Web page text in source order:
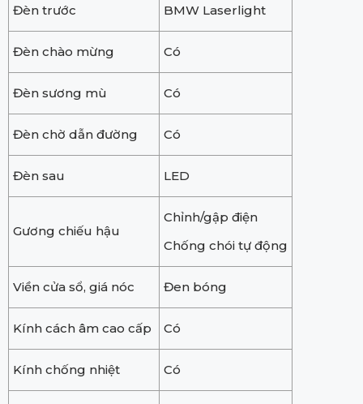
Đèn trước BMW Laserlight
Đèn chào mừng Có
Đèn sương mù Có
Đèn chờ dẫn đường Có
Đèn sau LED
Gương chiếu hậu
Chỉnh/gập điện
Chống chói tự động
Viền cửa sổ, giá nóc Đen bóng
Kính cách âm cao cấp Có
Kính chống nhiệt Có